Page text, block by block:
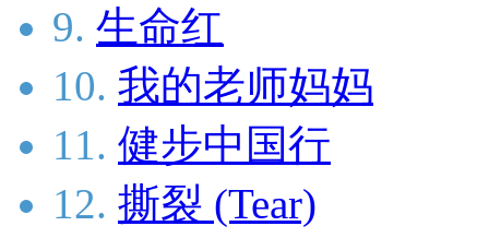
9. 生命红
10. 我的老师妈妈
11. 健步中国行
12. 撕裂 (Tear)